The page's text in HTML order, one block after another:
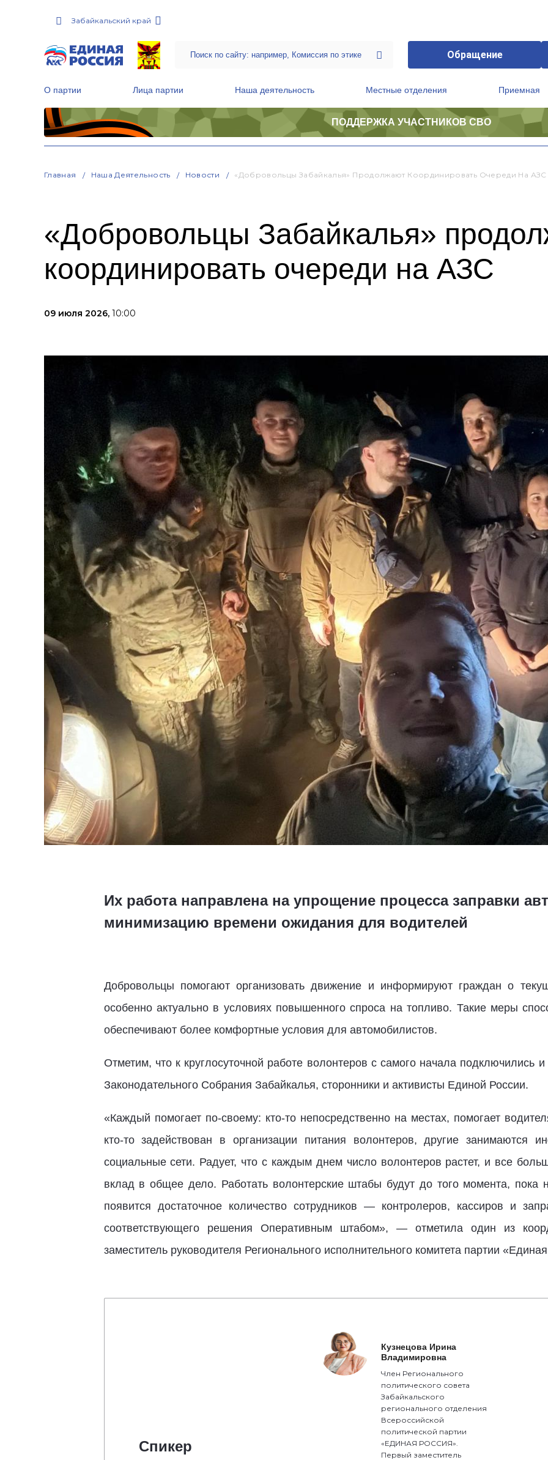
Забайкальский край
Обращение
О партии Лица партии Наша деятельность Местные отделения Приемная
ПОДДЕРЖКА УЧАСТНИКОВ СВО
Главная Наша Деятельность Новости «Добровольцы Забайкалья» Продолжают Координировать Очереди На АЗС
«Добровольцы Забайкалья»
координировать очереди на АЗС
09 июля 2026, 10:00
Их работа направлена на упрощение процесса заправки
минимизацию времени ожидания для водителей
Добровольцы помогают организовать движение и информируют граждан о
особенно актуально в условиях повышенного спроса на топливо. Такие меры
обеспечивают более комфортные условия для автомобилистов.
Отметим, что к круглосуточной работе волонтеров с самого начала
Законодательного Собрания Забайкалья, сторонники и активисты Единой России.
«Каждый помогает по-своему: кто-то непосредственно на местах, помогает
кто-то задействован в организации питания волонтеров, другие занимаются
социальные сети. Радует, что с каждым днем число волонтеров растет, и все
вклад в общее дело. Работать волонтерские штабы будут до того момента, пока
появится достаточное количество сотрудников — контролеров, кассиров и
соответствующего решения Оперативным штабом», — отметила один из
заместитель руководителя Регионального исполнительного комитета партии
Спикер
Кузнецова Ирина
Владимировна
Член Регионального
политического совета
Забайкальского
регионального отделения
Всероссийской
политической партии
«ЕДИНАЯ РОССИЯ».
Первый заместитель